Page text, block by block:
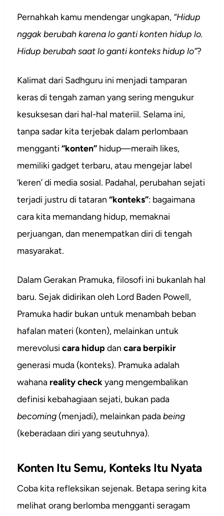
Pernahkah kamu mendengar ungkapan, “Hidup
nggak berubah karena lo ganti konten hidup lo.
Hidup berubah saat lo ganti konteks hidup lo”?
Kalimat dari Sadhguru ini menjadi tamparan
keras di tengah zaman yang sering mengukur
kesuksesan dari hal-hal materiil. Selama ini,
tanpa sadar kita terjebak dalam perlombaan
mengganti “konten” hidup—meraih likes,
memiliki gadget terbaru, atau mengejar label
‘keren’ di media sosial. Padahal, perubahan sejati
terjadi justru di tataran “konteks”: bagaimana
cara kita memandang hidup, memaknai
perjuangan, dan menempatkan diri di tengah
masyarakat.
Dalam Gerakan Pramuka, filosofi ini bukanlah hal
baru. Sejak didirikan oleh Lord Baden Powell,
Pramuka hadir bukan untuk menambah beban
hafalan materi (konten), melainkan untuk
merevolusi cara hidupdan cara berpikir
generasi muda (konteks). Pramuka adalah
wahana reality check yang mengembalikan
definisi kebahagiaan sejati, bukan pada
becoming (menjadi), melainkan pada being
(keberadaan diri yang seutuhnya).
Konten Itu Semu, Konteks Itu Nyata
Coba kita refleksikan sejenak. Betapa sering kita
melihat orang berlomba mengganti seragam